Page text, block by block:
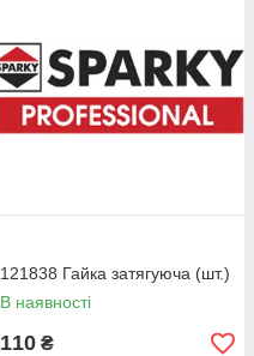
121838 Гайка затягуюча (шт.)
В наявності
110 ₴